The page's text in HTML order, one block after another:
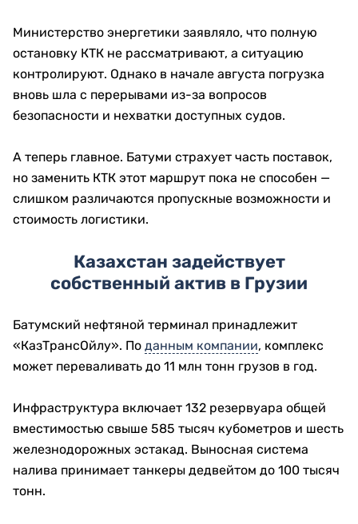
Министерство энергетики заявляло, что полную
остановку КТК не рассматривают, а ситуацию
контролируют. Однако в начале августа погрузка
вновь шла с перерывами из-за вопросов
безопасности и нехватки доступных судов.
А теперь главное. Батуми страхует часть поставок,
но заменить КТК этот маршрут пока не способен —
слишком различаются пропускные возможности и
стоимость логистики.
Казахстан задействует
собственный актив в Грузии
Батумский нефтяной терминал принадлежит
«КазТрансОйлу». По данным компании, комплекс
может переваливать до 11 млн тонн грузов в год.
Инфраструктура включает 132 резервуара общей
вместимостью свыше 585 тысяч кубометров и шесть
железнодорожных эстакад. Выносная система
налива принимает танкеры дедвейтом до 100 тысяч
тонн.